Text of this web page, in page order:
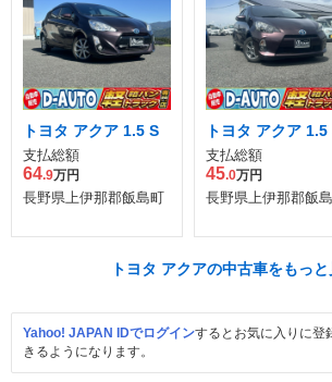
トヨタ アクア 1.5 S
支払総額
64.9万円
長野県上伊那郡飯島町
トヨタ アクア 1.5
支払総額
45.0万円
長野県上伊那郡飯
トヨタ アクアの中古車をもっと
Yahoo! JAPAN IDでログインするとお気に入りに登
きるようになります。